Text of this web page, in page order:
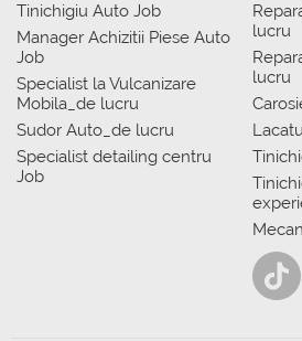
Tinichigiu Auto Job
Manager Achizitii Piese Auto
Job
Specialist la Vulcanizare
Mobila_de lucru
Sudor Auto_de lucru
Specialist detailing centru
Job
lucru
lucru